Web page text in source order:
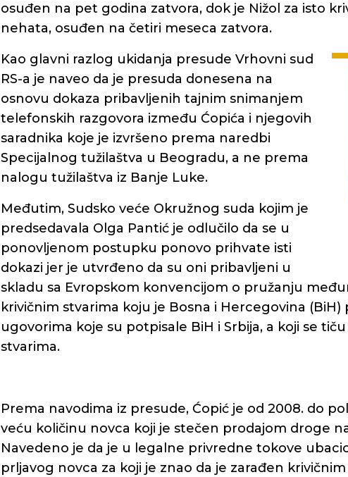
osuđen na pet godina zatvora, dok je Nižol za isto
nehata, osuđen na četiri meseca zatvora.
Kao glavni razlog ukidanja presude Vrhovni sud
RS-a je naveo da je presuda donesena na
osnovu dokaza pribavljenih tajnim snimanjem
telefonskih razgovora između Ćopića i njegovih
saradnika koje je izvršeno prema naredbi
Specijalnog tužilaštva u Beogradu, a ne prema
nalogu tužilaštva iz Banje Luke.
Međutim, Sudsko veće Okružnog suda kojim je
predsedavala Olga Pantić je odlučilo da se u
ponovljenom postupku ponovo prihvate isti
dokazi jer je utvrđeno da su oni pribavljeni u
skladu sa Evropskom konvencijom o pružanju
krivičnim stvarima koju je Bosna i Hercegovina (BiH)
ugovorima koje su potpisale BiH i Srbija, a koji se
stvarima.
Prema navodima iz presude, Ćopić je od 2008. do
veću količinu novca koji je stečen prodajom droge
Navedeno je da je u legalne privredne tokove
prljavog novca za koji je znao da je zarađen